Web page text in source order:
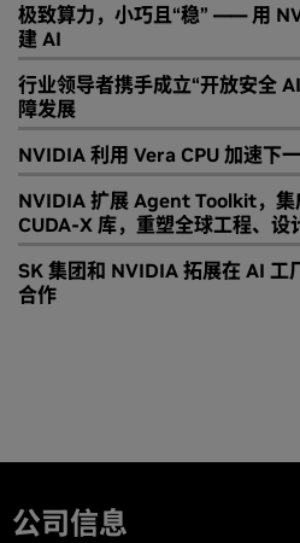
极致算力，小巧且“稳” —— 用
建 AI
行业领导者携手成立“开放安全
障发展
NVIDIA 利用 Vera CPU 加速下
NVIDIA 扩展 Agent Toolkit，
CUDA-X 库，重塑全球工程、设
SK 集团和 NVIDIA 拓展在 AI 工
合作
公司信息